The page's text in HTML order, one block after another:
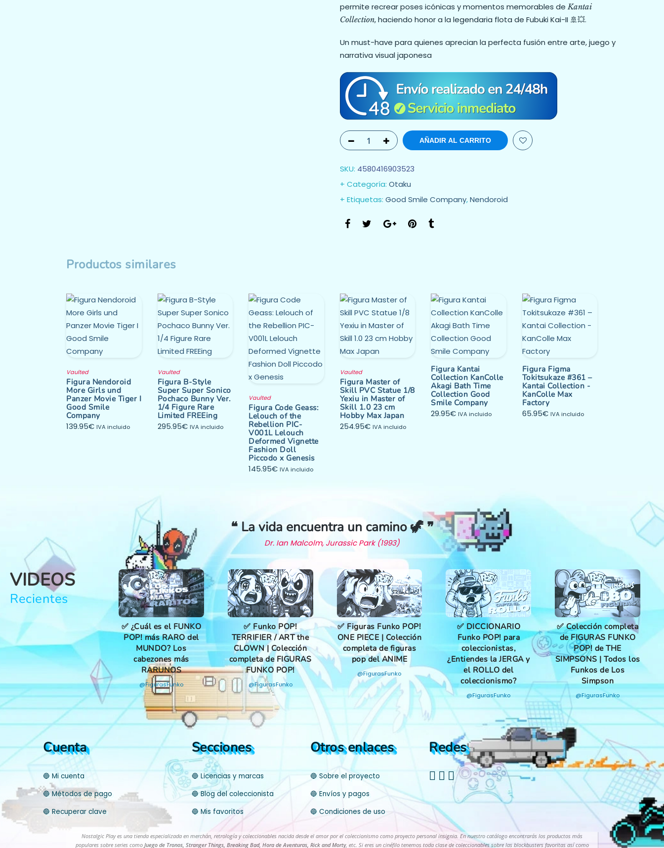
permite recrear poses icónicas y momentos memorables deKantai
Collection, haciendo honor a la legendaria flota de Fubuki Kai-II 🚢💥.
Un must-have para quienes aprecian la perfecta fusión entre arte, juego y
narrativa visual japonesa
AÑADIR AL CARRITO
SKU: 4580416903523
Categoría: Otaku
Etiquetas: Good Smile Company,Nendoroid
Productos similares
Vaulted
Figura Nendoroid
More Girls und
Panzer Movie Tiger I
Good Smile
Company
139.95€ IVA incluido
Vaulted
Figura B-Style
Super Super Sonico
Pochaco Bunny Ver.
1/4 Figure Rare
Limited FREEing
295.95€ IVA incluido
Vaulted
Figura Code Geass:
Lelouch of the
Rebellion PIC-
V001L Lelouch
Deformed Vignette
Fashion Doll
Piccodo x Genesis
145.95€ IVA incluido
Vaulted
Figura Master of
Skill PVC Statue 1/8
Yexiu in Master of
Skill 1.0 23 cm
Hobby Max Japan
254.95€ IVA incluido
Figura Kantai
Collection KanColle
Akagi Bath Time
Collection Good
Smile Company
29.95€ IVA incluido
Figura Figma
Tokitsukaze #361 –
Kantai Collection -
KanColle Max
Factory
65.95€ IVA incluido
❝ La vida encuentra un camino 🦖 ❞
Dr. Ian Malcolm, Jurassic Park (1993)
VIDEOS
Recientes
✅ ¿Cuál es el FUNKO
POP! más RARO del
MUNDO? Los
cabezones más
RARUNOS
@FigurasFunko
✅ Funko POP!
TERRIFIER / ART the
CLOWN | Colección
completa de FIGURAS
FUNKO POP!
@FigurasFunko
✅ Figuras Funko POP!
ONE PIECE | Colección
completa de figuras
pop del ANIME
@FigurasFunko
✅ DICCIONARIO
Funko POP! para
coleccionistas,
¿Entiendes la JERGA y
el ROLLO del
coleccionismo?
@FigurasFunko
✅ Colección completa
de FIGURAS FUNKO
POP! de THE
SIMPSONS | Todos los
Funkos de Los
Simpson
@FigurasFunko
Cuenta
🔵 Mi cuenta
🔵 Métodos de pago
🔵 Recuperar clave
Secciones
🔵 Licencias y marcas
🔵 Blog del coleccionista
🔵 Mis favoritos
Otros enlaces
🔵 Sobre el proyecto
🔵 Envíos y pagos
🔵 Condiciones de uso
Redes
Nostalgic Play es una tienda especializada en merchán, retrología y coleccionables nacida desde el amor por el coleccionismo como proyecto personal insignia. En nuestro catálogo encontrarás los productos más
populares sobre series como Juego de Tronos, Stranger Things, Breaking Bad, Hora de Aventuras, Rick and Morty, etc. Si eres un cinéfilo tenemos toda clase de coleccionables sobre las blockbusters favoritas así como